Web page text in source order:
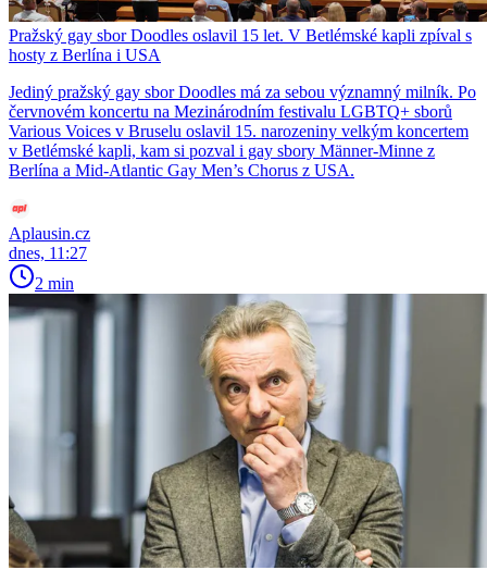
Pražský gay sbor Doodles oslavil 15 let. V Betlémské kapli zpíval s
hosty z Berlína i USA
Jediný pražský gay sbor Doodles má za sebou významný milník. Po
červnovém koncertu na Mezinárodním festivalu LGBTQ+ sborů
Various Voices v Bruselu oslavil 15. narozeniny velkým koncertem
v Betlémské kapli, kam si pozval i gay sbory Männer-Minne z
Berlína a Mid-Atlantic Gay Men’s Chorus z USA.
Aplausin.cz
dnes, 11:27
2 min